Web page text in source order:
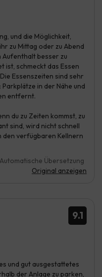
und die Möglichkeit,
zu Mittag oder zu Abend
Aufenthalt besser zu
ist, schmeckt das Essen
Essenszeiten sind sehr
in der Nähe und
entfernt.
du zu Zeiten kommst, zu
sind, wird nicht schnell
den verfügbaren Kellnern
Automatische Übersetzung
Original anzeigen
9.1
und gut ausgestattetes
der Anlage zu parken,